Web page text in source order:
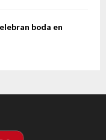
boda en